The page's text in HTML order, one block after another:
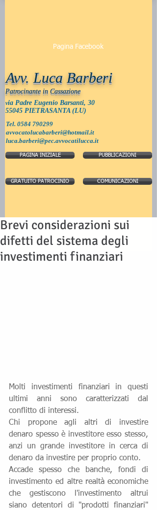
Pagina Facebook
Avv. Luca Barberi
Patrocinante in Cassazione
via Padre Eugenio Barsanti, 30
55045 PIETRASANTA (LU)
Tel. 0584 790299
avvocatolucabarberi@hotmail.it
luca.barberi@pec.avvocatilucca.it
PAGINA INIZIALE
GRATUITO PATROCINIO
PUBBLICAZIONI
COMUNICAZIONI
Brevi considerazioni sui
difetti del sistema degli
investimenti finanziari
Molti investimenti finanziari in questi
ultimi anni sono caratterizzati dal
conflitto di interessi.
Chi propone agli altri di investire
denaro spesso è investitore esso stesso,
anzi un grande investitore in cerca di
denaro da investire per proprio conto.
Accade spesso che banche, fondi di
investimento ed altre realtà economiche
che gestiscono l'investimento altrui
siano detentori di "prodotti finanziari"